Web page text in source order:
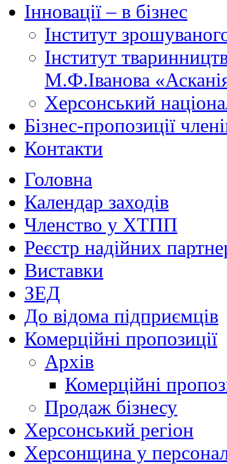
Інновації – в бізнес
Інститут
Інститут
М.Ф.Іванова
Херсонський
Бізнес-пропозиції
Контакти
Головна
Календар заходів
Членство у ХТПП
Реєстр надійних
Виставки
ЗЕД
До відома підприємців
Комерційні пропозиції
Архів
Комерційні
Продаж бізнесу
Херсонський регіон
Херсонщина у